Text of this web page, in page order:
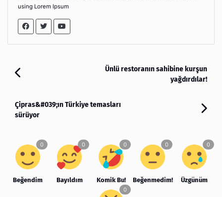
using Lorem Ipsum
Ünlü restoranın sahibine kurşun
yağdırdılar!
Çipras&#039;ın Türkiye temasları
sürüyor
Beğendim Bayıldım Komik Bu! Beğenmedim! Üzgünüm